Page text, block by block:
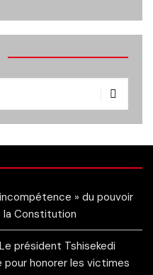
» du pouvoir
Constitution
président Tshisekedi
honorer les victimes